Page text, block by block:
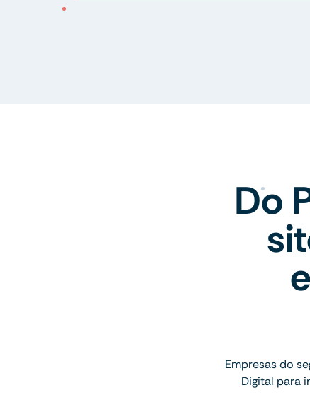
Do
Empresas do
Digital para